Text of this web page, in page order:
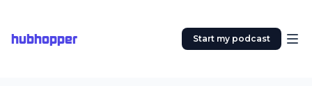
hubhopper Start my podcast